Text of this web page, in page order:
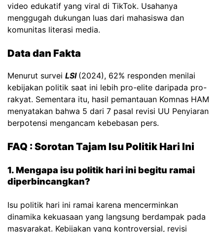
video edukatif yang viral di TikTok. Usahanya
menggugah dukungan luas dari mahasiswa dan
komunitas literasi media.
Data dan Fakta
Menurut survei LSI (2024), 62% responden menilai
kebijakan politik saat ini lebih pro-elite daripada pro-
rakyat. Sementara itu, hasil pemantauan Komnas HAM
menyatakan bahwa 5 dari 7 pasal revisi UU Penyiaran
berpotensi mengancam kebebasan pers.
FAQ : Sorotan Tajam Isu Politik Hari Ini
1. Mengapa isu politik hari ini begitu ramai
diperbincangkan?
Isu politik hari ini ramai karena mencerminkan
dinamika kekuasaan yang langsung berdampak pada
masyarakat. Kebijakan yang kontroversial, revisi